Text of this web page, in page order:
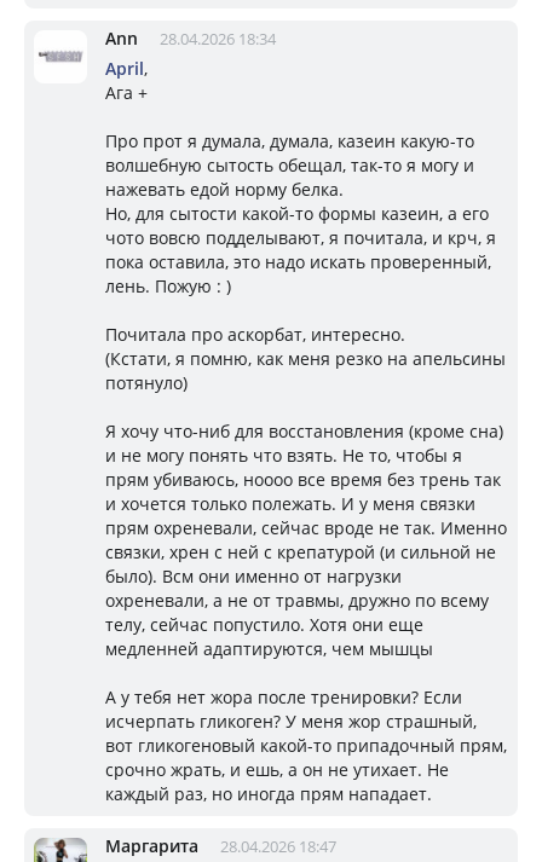
Ann 28.04.2026 18:34
April,
Ага +
Про прот я думала, думала, казеин какую-то
волшебную сытость обещал, так-то я могу и
нажевать едой норму белка.
Но, для сытости какой-то формы казеин, а его
чото вовсю подделывают, я почитала, и крч, я
пока оставила, это надо искать проверенный,
лень. Пожую : )
Почитала про аскорбат, интересно.
(Кстати, я помню, как меня резко на апельсины
потянуло)
Я хочу что-ниб для восстановления (кроме сна)
и не могу понять что взять. Не то, чтобы я
прям убиваюсь, ноооо все время без трень так
и хочется только полежать. И у меня связки
прям охреневали, сейчас вроде не так. Именно
связки, хрен с ней с крепатурой (и сильной не
было). Всм они именно от нагрузки
охреневали, а не от травмы, дружно по всему
телу, сейчас попустило. Хотя они еще
медленней адаптируются, чем мышцы
А у тебя нет жора после тренировки? Если
исчерпать гликоген? У меня жор страшный,
вот гликогеновый какой-то припадочный прям,
срочно жрать, и ешь, а он не утихает. Не
каждый раз, но иногда прям нападает.
Маргарита 28.04.2026 18:47